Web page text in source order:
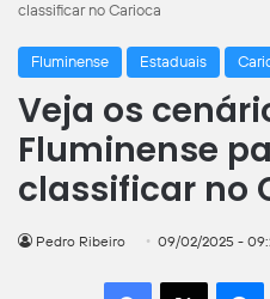
classificar no Carioca
Fluminense Estaduais
Veja os
Fluminense
classificar no
Pedro Ribeiro 09/02/2025 -
Facebook
X